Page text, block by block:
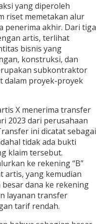
yang diperoleh
riset memetakan alur
penerima akhir. Dari tiga
artis, terlihat
bisnis yang
konstruksi, dan
subkontraktor
dalam proyek-proyek
X menerima transfer
2023 dari perusahaan
ini dicatat sebagai
tidak ada bukti
klaim tersebut.
ke rekening “B”
artis, yang kemudian
dana ke rekening
layanan transfer
tarif rendah.